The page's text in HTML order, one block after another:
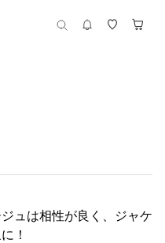
ュは相性が良く、ジャケ
！